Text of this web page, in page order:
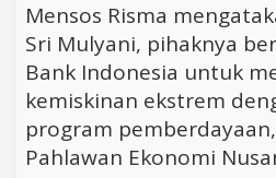
Mensos Risma
Sri Mulyani, pihaknya
Bank Indonesia untuk
kemiskinan ekstrem
program
Pahlawan Ekonomi